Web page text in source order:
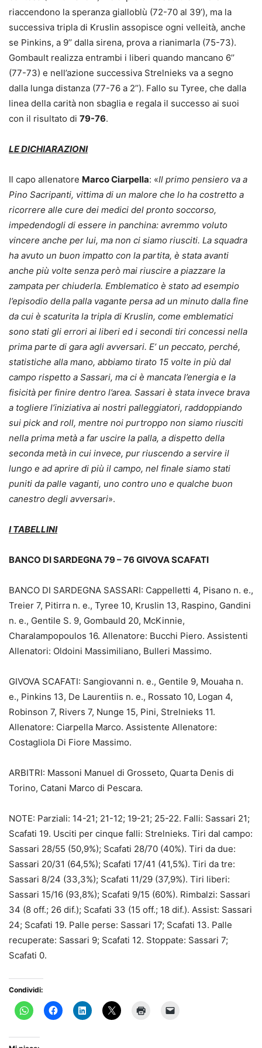
riaccendono la speranza gialloblù (72-70 al 39’), ma la
successiva tripla di Kruslin assopisce ogni velleità, anche
se Pinkins, a 9’’ dalla sirena, prova a rianimarla (75-73).
Gombault realizza entrambi i liberi quando mancano 6’’
(77-73) e nell’azione successiva Strelnieks va a segno
dalla lunga distanza (77-76 a 2’’). Fallo su Tyree, che dalla
linea della carità non sbaglia e regala il successo ai suoi
con il risultato di 79-76.
LE DICHIARAZIONI
Il capo allenatore Marco Ciarpella: «Il primo pensiero va a
Pino Sacripanti, vittima di un malore che lo ha costretto a
ricorrere alle cure dei medici del pronto soccorso,
impedendogli di essere in panchina: avremmo voluto
vincere anche per lui, ma non ci siamo riusciti. La squadra
ha avuto un buon impatto con la partita, è stata avanti
anche più volte senza però mai riuscire a piazzare la
zampata per chiuderla. Emblematico è stato ad esempio
l’episodio della palla vagante persa ad un minuto dalla fine
da cui è scaturita la tripla di Kruslin, come emblematici
sono stati gli errori ai liberi ed i secondi tiri concessi nella
prima parte di gara agli avversari. E’ un peccato, perché,
statistiche alla mano, abbiamo tirato 15 volte in più dal
campo rispetto a Sassari, ma ci è mancata l’energia e la
fisicità per finire dentro l’area. Sassari è stata invece brava
a togliere l’iniziativa ai nostri palleggiatori, raddoppiando
sui pick and roll, mentre noi purtroppo non siamo riusciti
nella prima metà a far uscire la palla, a dispetto della
seconda metà in cui invece, pur riuscendo a servire il
lungo e ad aprire di più il campo, nel finale siamo stati
puniti da palle vaganti, uno contro uno e qualche buon
canestro degli avversari».
I TABELLINI
BANCO DI SARDEGNA 79 – 76 GIVOVA SCAFATI
BANCO DI SARDEGNA SASSARI: Cappelletti 4, Pisano n. e.,
Treier 7, Pitirra n. e., Tyree 10, Kruslin 13, Raspino, Gandini
n. e., Gentile S. 9, Gombauld 20, McKinnie,
Charalampopoulos 16. Allenatore: Bucchi Piero. Assistenti
Allenatori: Oldoini Massimiliano, Bulleri Massimo.
GIVOVA SCAFATI: Sangiovanni n. e., Gentile 9, Mouaha n.
e., Pinkins 13, De Laurentiis n. e., Rossato 10, Logan 4,
Robinson 7, Rivers 7, Nunge 15, Pini, Strelnieks 11.
Allenatore: Ciarpella Marco. Assistente Allenatore:
Costagliola Di Fiore Massimo.
ARBITRI: Massoni Manuel di Grosseto, Quarta Denis di
Torino, Catani Marco di Pescara.
NOTE: Parziali: 14-21; 21-12; 19-21; 25-22. Falli: Sassari 21;
Scafati 19. Usciti per cinque falli: Strelnieks. Tiri dal campo:
Sassari 28/55 (50,9%); Scafati 28/70 (40%). Tiri da due:
Sassari 20/31 (64,5%); Scafati 17/41 (41,5%). Tiri da tre:
Sassari 8/24 (33,3%); Scafati 11/29 (37,9%). Tiri liberi:
Sassari 15/16 (93,8%); Scafati 9/15 (60%). Rimbalzi: Sassari
34 (8 off.; 26 dif.); Scafati 33 (15 off.; 18 dif.). Assist: Sassari
24; Scafati 19. Palle perse: Sassari 17; Scafati 13. Palle
recuperate: Sassari 9; Scafati 12. Stoppate: Sassari 7;
Scafati 0.
Condividi: